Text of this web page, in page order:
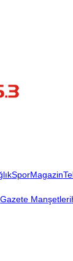
SporMagazin
Gazete Manşetleri